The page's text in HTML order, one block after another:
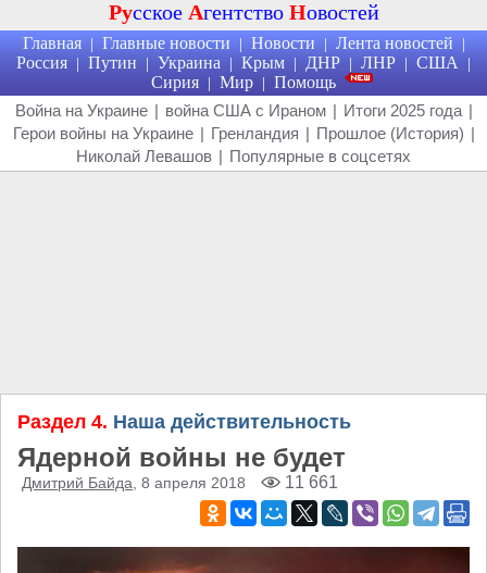
Русское Агентство Новостей
Главная | Главные новости | Новости | Лента новостей |
Россия | Путин | Украина | Крым | ДНР | ЛНР | США |
Сирия | Мир | Помощь
Война на Украине | война США с Ираном | Итоги 2025 года |
Герои войны на Украине | Гренландия | Прошлое (История) |
Николай Левашов | Популярные в соцсетях
Раздел 4. Наша действительность
Ядерной войны не будет
Дмитрий Байда , 8 апреля 2018 11 661